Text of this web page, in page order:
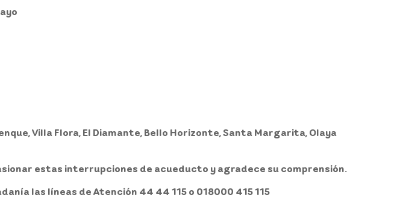
Villa Flora, El Diamante, Bello Horizonte, Santa Margarita, Olaya
estas interrupciones de acueducto y agradece su comprensión.
las líneas de Atención 44 44 115 o 018000 415 115